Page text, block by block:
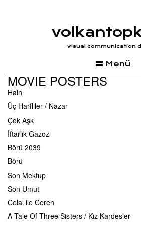
visual communication
Menü
MOVIE POSTERS
Hain
Üç Harfliler / Nazar
Çok Aşk
İftarlık Gazoz
Börü 2039
Börü
Son Mektup
Son Umut
Celal ile Ceren
A Tale Of Three Sisters / Kız Kardesler
Sons of Anarchy
A Walk Among The Tombstones
Vikings